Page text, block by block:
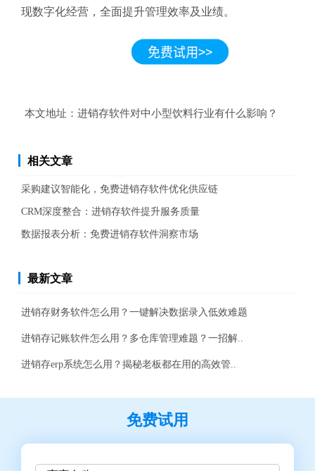
现数字化经营，全面提升管理效率及业绩。
本文地址： 进销存软件对中小型饮料行业有什么影响？
相关文章
采购建议智能化，免费进销存软件优化供应链
CRM深度整合：进销存软件提升服务质量
数据报表分析：免费进销存软件洞察市场
最新文章
进销存财务软件怎么用？一键解决数据录入低效难题
进销存记账软件怎么用？多仓库管理难题？一招解..
进销存erp系统怎么用？揭秘老板都在用的高效管..
免费试用